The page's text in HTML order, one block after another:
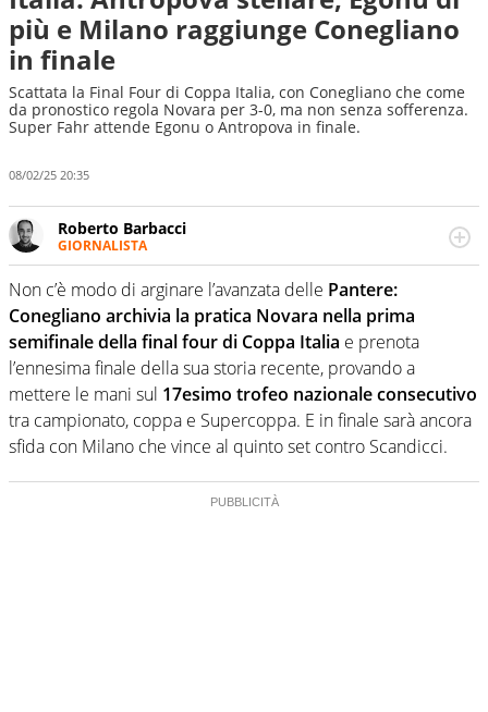
più e Milano raggiunge Conegliano
in finale
Scattata la Final Four di Coppa Italia, con Conegliano che come
da pronostico regola Novara per 3-0, ma non senza sofferenza.
Super Fahr attende Egonu o Antropova in finale.
08/02/25 20:35
Roberto Barbacci
GIORNALISTA
Giornalista (pubblicista) sportivo a tutto campo, è il
tuttologo di Virgilio Sport. Provate a chiedergli di boxe, di
scherma, di volley o di curling: ve ne farà innamorare
Non c’è modo di arginare l’avanzata delle Pantere:
Conegliano archivia la pratica Novara nella prima
semifinale della final four di Coppa Italia e prenota
l’ennesima finale della sua storia recente, provando a
mettere le mani sul 17esimo trofeo nazionale consecutivo
tra campionato, coppa e Supercoppa. E in finale sarà ancora
sfida con Milano che vince al quinto set contro Scandicci.